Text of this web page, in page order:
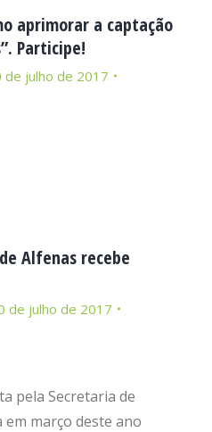
aprimorar a captação
Participe!
de julho de 2017
Alfenas recebe
de julho de 2017
pela Secretaria de
em março deste ano